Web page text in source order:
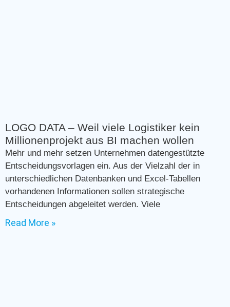
LOGO DATA – Weil viele Logistiker kein
Millionenprojekt aus BI machen wollen
Mehr und mehr setzen Unternehmen datengestützte
Entscheidungsvorlagen ein. Aus der Vielzahl der in
unterschiedlichen Datenbanken und Excel-Tabellen
vorhandenen Informationen sollen strategische
Entscheidungen abgeleitet werden. Viele
Read More »